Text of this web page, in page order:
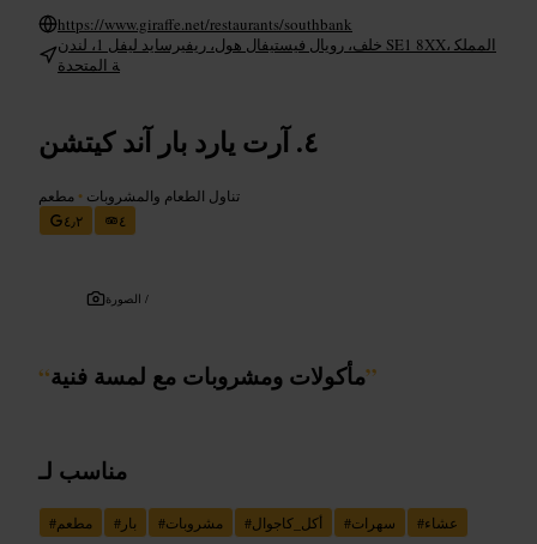
https://www.giraffe.net/restaurants/southbank
خلف، رويال فيستيفال هول، ريفيرسايد ليفل 1، لندن SE1 8XX، المملك
ة المتحدة
آرت يارد بار آند كيتشن
تناول الطعام والمشروبات • مطعم
٤٫٢
٤
الصورة /
“مأكولات ومشروبات مع لمسة فنية”
مناسب لـ
#مطعم # بار #مشروبات #أكل_كاجوال #سهرات #عشاء